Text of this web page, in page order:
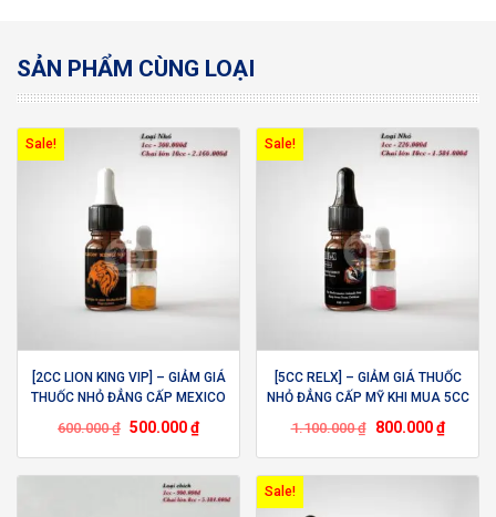
SẢN PHẨM CÙNG LOẠI
Sale!
[2CC LION KING VIP] – GIẢM GIÁ
THUỐC NHỎ ĐẲNG CẤP MEXICO
600.000₫ 500.000₫
Sale!
[5CC RELX] – GIẢM GIÁ THUỐC
NHỎ ĐẲNG CẤP MỸ KHI MUA 5CC
1.100.000₫ 800.000₫
Sale!